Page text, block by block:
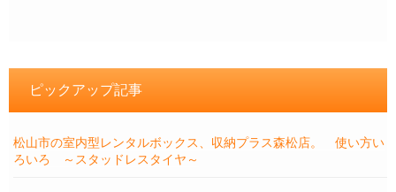
ピックアップ記事
松山市の室内型レンタルボックス、収納プラス森松店。 使い方い
ろいろ ～スタッドレスタイヤ～